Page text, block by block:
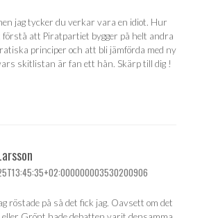
jag tycker du verkar vara en idiot. Hur
att Piratpartiet bygger på helt andra
principer och att bli jämförda med ny
skitlistan är fan ett hån. Skärp till dig !
röstade på så det fick jag. Oavsett om det